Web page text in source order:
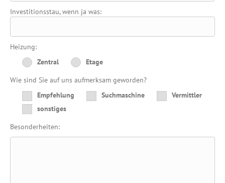
Investitionsstau, wenn ja was:
Heizung:
Zentral
Etage
Wie sind Sie auf uns aufmerksam geworden?
Empfehlung
Suchmaschine
Vermittler
sonstiges
Besonderheiten: